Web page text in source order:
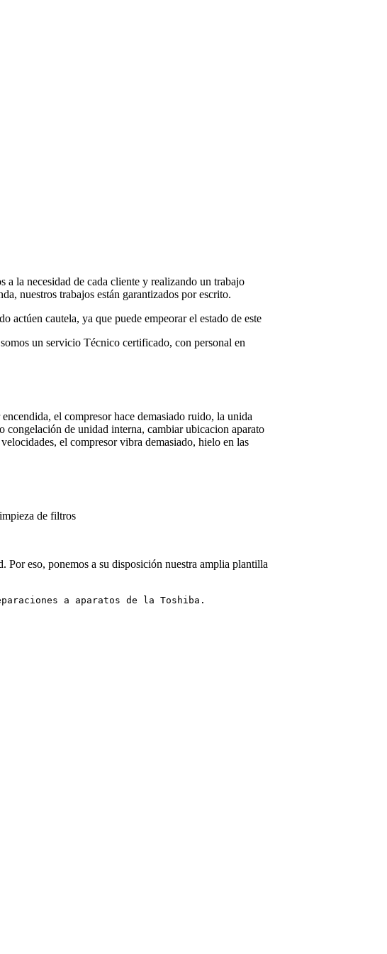
la necesidad de cada cliente y realizando un trabajo
nuestros trabajos están garantizados por escrito.
actúen cautela, ya que puede empeorar el estado de este
un servicio Técnico certificado, con personal en
el compresor hace demasiado ruido, la unida
de unidad interna, cambiar ubicacion aparato
el compresor vibra demasiado, hielo en las
de filtros
Por eso, ponemos a su disposición nuestra amplia plantilla
a aparatos de la Toshiba.